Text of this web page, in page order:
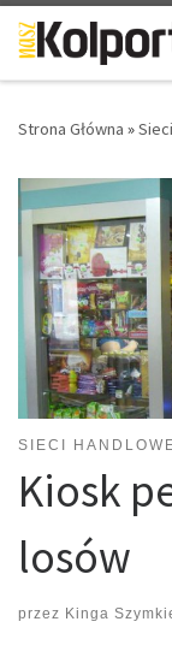
Skip to content
Strona Główna »
SIECI
Kiosk
losów
przez Kinga